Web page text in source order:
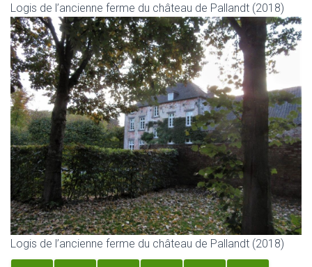
Logis de l’ancienne ferme du château de Pallandt (2018)
Logis de l’ancienne ferme du château de Pallandt (2018)